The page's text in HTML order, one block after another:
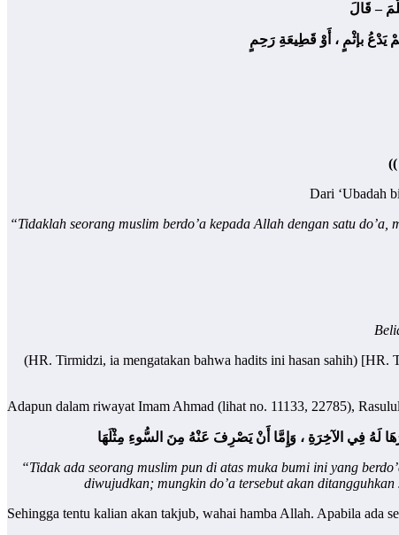
– قَالَ
يَدْعُ بإثْمٍ ، أَوْ قَطِيعَةِ رَحِمٍ
))
Dari ‘Ubadah
“Tidaklah seorang muslim berdo’a kepada Allah dengan satu
(HR. Tirmidzi, ia mengatakan bahwa hadits ini hasan sahih)
Adapun dalam riwayat Imam Ahmad (lihat no. 11133, 22785),
لَهُ فِي الآخِرَةِ ، وَإِمَّا أَنْ يَصْرِفَ عَنْهُ مِنَ السُّوءِ مِثْلَهَا
“Tidak ada seorang muslim pun di atas muka bumi ini yang
diwujudkan; mungkin do’a tersebut akan
Sehingga tentu kalian akan takjub, wahai hamba Allah. Apabila ada